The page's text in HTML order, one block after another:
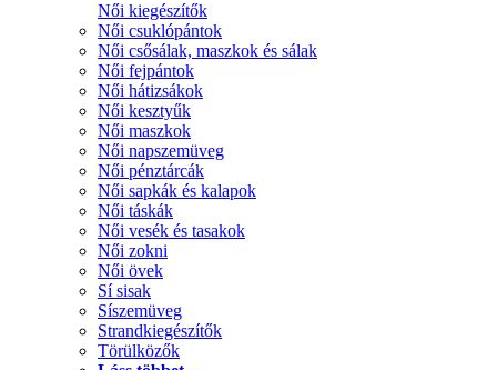
Női kiegészítők
Női csuklópántok
Női csősálak, maszkok és sálak
Női fejpántok
Női hátizsákok
Női kesztyűk
Női maszkok
Női napszemüveg
Női pénztárcák
Női sapkák és kalapok
Női táskák
Női vesék és tasakok
Női zokni
Női övek
Sí sisak
Síszemüveg
Strandkiegészítők
Törülközők